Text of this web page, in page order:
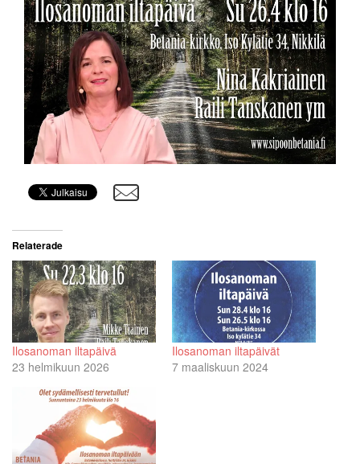
Relaterade
Ilosanoman iltapäivä
23 helmikuun 2026
Ilosanoman iltapäivät
7 maaliskuun 2024